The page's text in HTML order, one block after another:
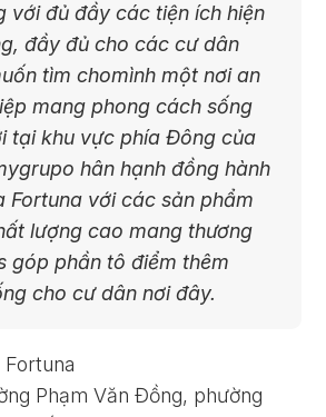
với đủ đầy các tiện ích hiện
đầy đủ cho các cư dân
tìm chomình một nơi an
mang phong cách sống
tại khu vực phía Đông của
hân hạnh đồng hành
Fortuna với các sản phẩm
lượng cao mang thương
góp phần tô điểm thêm
cho cư dân nơi đây.
Fortuna
Phạm Văn Đồng, phường